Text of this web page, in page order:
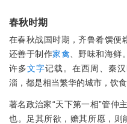
春秋时期
在春秋战国时期，齐鲁肴馔便
还善于制作家禽 、野味和海
许多文字记载。在西周、秦
淄，都是相当繁华的城市，饮
著名政治家“天下第一相”管仲
也。足其所欲，赡其所愿，则